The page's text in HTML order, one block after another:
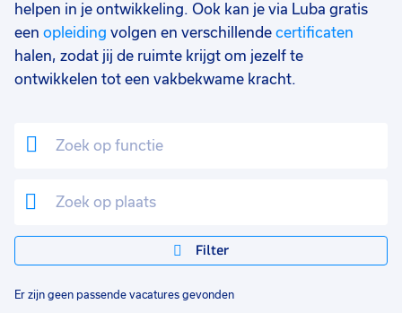
helpen in je ontwikkeling. Ook kan je via Luba gratis
een opleiding volgen en verschillende certificaten
halen, zodat jij de ruimte krijgt om jezelf te
ontwikkelen tot een vakbekwame kracht.
Filter
Er zijn geen passende vacatures gevonden